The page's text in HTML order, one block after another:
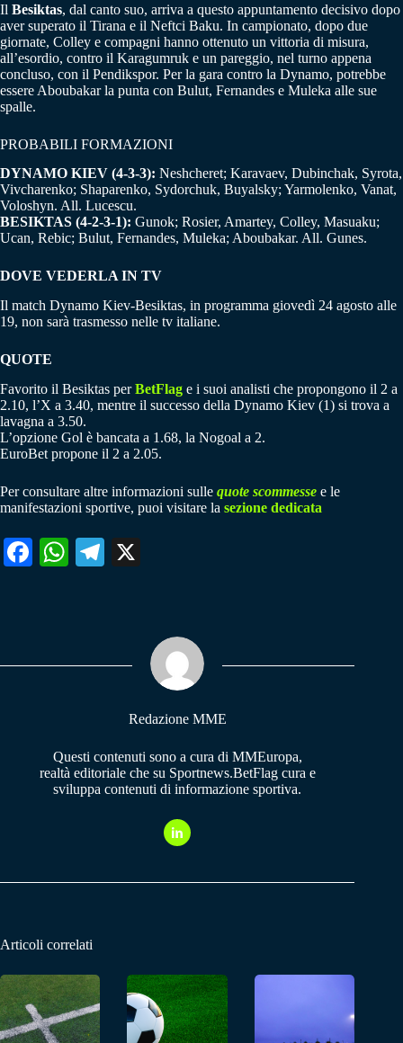
Il Besiktas, dal canto suo, arriva a questo appuntamento decisivo dopo
aver superato il Tirana e il Neftci Baku. In campionato, dopo due
giornate, Colley e compagni hanno ottenuto un vittoria di misura,
all’esordio, contro il Karagumruk e un pareggio, nel turno appena
concluso, con il Pendikspor. Per la gara contro la Dynamo, potrebbe
essere Aboubakar la punta con Bulut, Fernandes e Muleka alle sue
spalle.
PROBABILI FORMAZIONI
DYNAMO KIEV (4-3-3): Neshcheret; Karavaev, Dubinchak, Syrota,
Vivcharenko; Shaparenko, Sydorchuk, Buyalsky; Yarmolenko, Vanat,
Voloshyn. All. Lucescu.
BESIKTAS (4-2-3-1): Gunok; Rosier, Amartey, Colley, Masuaku;
Ucan, Rebic; Bulut, Fernandes, Muleka; Aboubakar. All. Gunes.
DOVE VEDERLA IN TV
Il match Dynamo Kiev-Besiktas, in programma giovedì 24 agosto alle
19, non sarà trasmesso nelle tv italiane.
QUOTE
Favorito il Besiktas perBetFlag e i suoi analisti che propongono il 2 a
2.10, l’X a 3.40, mentre il successo della Dynamo Kiev (1) si trova a
lavagna a 3.50.
L’opzione Gol è bancata a 1.68, la Nogoal a 2.
EuroBet propone il 2 a 2.05.
Per consultare altre informazioni sulle quote scommesse e le
manifestazioni sportive, puoi visitare la sezione dedicata
Fa W
pp
Te
m
Redazione MME
Questi contenuti sono a cura di MMEuropa,
realtà editoriale che su Sportnews.BetFlag cura e
sviluppa contenuti di informazione sportiva.
Articoli correlati